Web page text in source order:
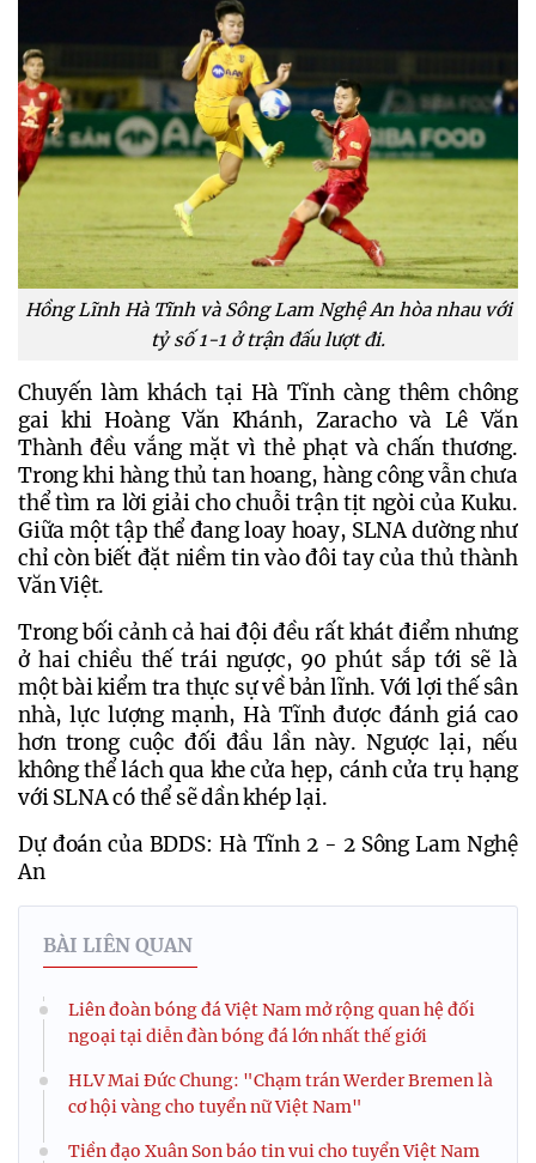
Hồng Lĩnh Hà Tĩnh và Sông Lam Nghệ An hòa nhau với
tỷ số 1-1 ở trận đấu lượt đi.
Chuyến làm khách tại Hà Tĩnh càng thêm chông
gai khi Hoàng Văn Khánh, Zaracho và Lê Văn
Thành đều vắng mặt vì thẻ phạt và chấn thương.
Trong khi hàng thủ tan hoang, hàng công vẫn chưa
thể tìm ra lời giải cho chuỗi trận tịt ngòi của Kuku.
Giữa một tập thể đang loay hoay, SLNA dường như
chỉ còn biết đặt niềm tin vào đôi tay của thủ thành
Văn Việt.
Trong bối cảnh cả hai đội đều rất khát điểm nhưng
ở hai chiều thế trái ngược, 90 phút sắp tới sẽ là
một bài kiểm tra thực sự về bản lĩnh. Với lợi thế sân
nhà, lực lượng mạnh, Hà Tĩnh được đánh giá cao
hơn trong cuộc đối đầu lần này. Ngược lại, nếu
không thể lách qua khe cửa hẹp, cánh cửa trụ hạng
với SLNA có thể sẽ dần khép lại.
Dự đoán của BDDS: Hà Tĩnh 2 - 2 Sông Lam Nghệ
An
BÀI LIÊN QUAN
Liên đoàn bóng đá Việt Nam mở rộng quan hệ đối
ngoại tại diễn đàn bóng đá lớn nhất thế giới
HLV Mai Đức Chung: "Chạm trán Werder Bremen là
cơ hội vàng cho tuyển nữ Việt Nam"
Tiền đạo Xuân Son báo tin vui cho tuyển Việt Nam